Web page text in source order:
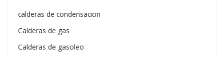
calderas de condensacion
Calderas de gas
Calderas de gasoleo